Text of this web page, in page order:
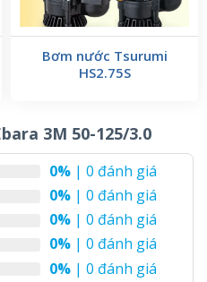
Bơm nước Tsurumi
HS2.75S
3M 50-125/3.0
0% | 0 đánh giá
0% | 0 đánh giá
0% | 0 đánh giá
0% | 0 đánh giá
0% | 0 đánh giá